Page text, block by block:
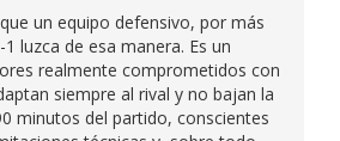
un equipo defensivo, por más
luzca de esa manera. Es un
realmente comprometidos con
siempre al rival y no bajan la
minutos del partido, conscientes